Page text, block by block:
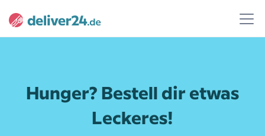
Hunger? Bestell dir etwas
Leckeres!